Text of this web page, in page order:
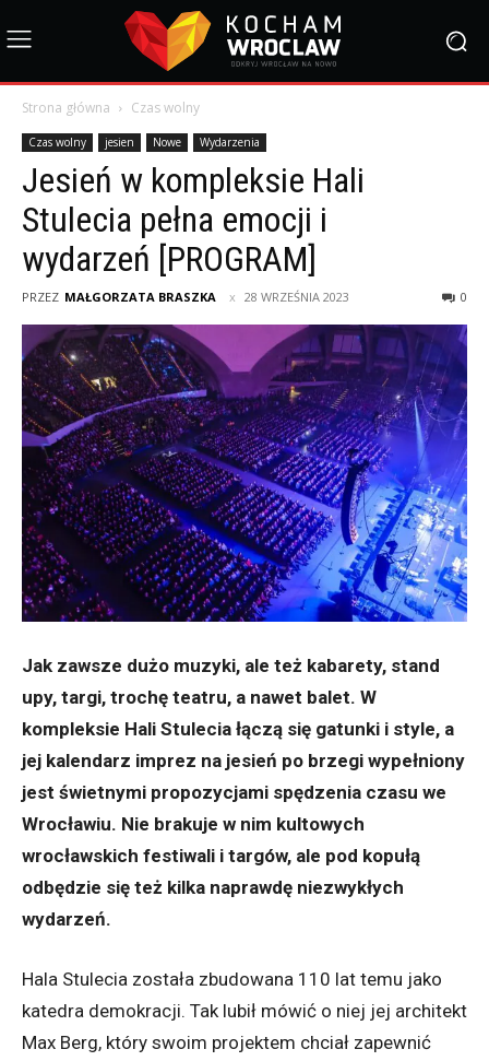
Strona główna Czas wolny
Czas wolny jesien Nowe Wydarzenia
Jesień w kompleksie Hali
Stulecia pełna emocji i
wydarzeń [PROGRAM]
PRZEZ MAŁGORZATA BRASZKA 28 WRZEŚNIA 2023 0
Jak zawsze dużo muzyki, ale też kabarety, stand
upy, targi, trochę teatru, a nawet balet. W
kompleksie Hali Stulecia łączą się gatunki i style, a
jej kalendarz imprez na jesień po brzegi wypełniony
jest świetnymi propozycjami spędzenia czasu we
Wrocławiu. Nie brakuje w nim kultowych
wrocławskich festiwali i targów, ale pod kopułą
odbędzie się też kilka naprawdę niezwykłych
wydarzeń.
Hala Stulecia została zbudowana 110 lat temu jako
katedra demokracji. Tak lubił mówić o niej jej architekt
Max Berg, który swoim projektem chciał zapewnić